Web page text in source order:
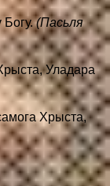
Богу.(Пасьля
Уладара
Хрыста,